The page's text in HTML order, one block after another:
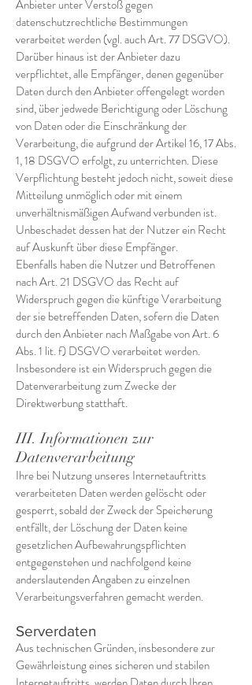
Anbieter unter Verstoß gegen
datenschutzrechtliche Bestimmungen
verarbeitet werden (vgl. auch Art. 77 DSGVO).
Darüber hinaus ist der Anbieter dazu
verpflichtet, alle Empfänger, denen gegenüber
Daten durch den Anbieter offengelegt worden
sind, über jedwede Berichtigung oder Löschung
von Daten oder die Einschränkung der
Verarbeitung, die aufgrund der Artikel 16, 17 Abs.
1, 18 DSGVO erfolgt, zu unterrichten. Diese
Verpflichtung besteht jedoch nicht, soweit diese
Mitteilung unmöglich oder mit einem
unverhältnismäßigen Aufwand verbunden ist.
Unbeschadet dessen hat der Nutzer ein Recht
auf Auskunft über diese Empfänger.
Ebenfalls haben die Nutzer und Betroffenen
nach Art. 21 DSGVO das Recht auf
Widerspruch gegen die künftige Verarbeitung
der sie betreffenden Daten, sofern die Daten
durch den Anbieter nach Maßgabe von Art. 6
Abs. 1 lit. f) DSGVO verarbeitet werden.
Insbesondere ist ein Widerspruch gegen die
Datenverarbeitung zum Zwecke der
Direktwerbung statthaft.
III. Informationen zur
Datenverarbeitung
Ihre bei Nutzung unseres Internetauftritts
verarbeiteten Daten werden gelöscht oder
gesperrt, sobald der Zweck der Speicherung
entfällt, der Löschung der Daten keine
gesetzlichen Aufbewahrungspflichten
entgegenstehen und nachfolgend keine
anderslautenden Angaben zu einzelnen
Verarbeitungsverfahren gemacht werden.
Serverdaten
Aus technischen Gründen, insbesondere zur
Gewährleistung eines sicheren und stabilen